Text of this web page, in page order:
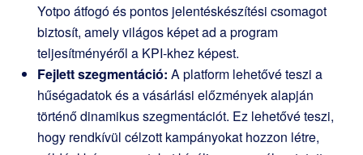
Yotpo átfogó és pontos jelentéskészítési csomagot
biztosít, amely világos képet ad a program
teljesítményéről a KPI-khez képest.
Fejlett szegmentáció: A platform lehetővé teszi a
hűségadatok és a vásárlási előzmények alapján
történő dinamikus szegmentációt. Ez lehetővé teszi,
hogy rendkívül célzott kampányokat hozzon létre,